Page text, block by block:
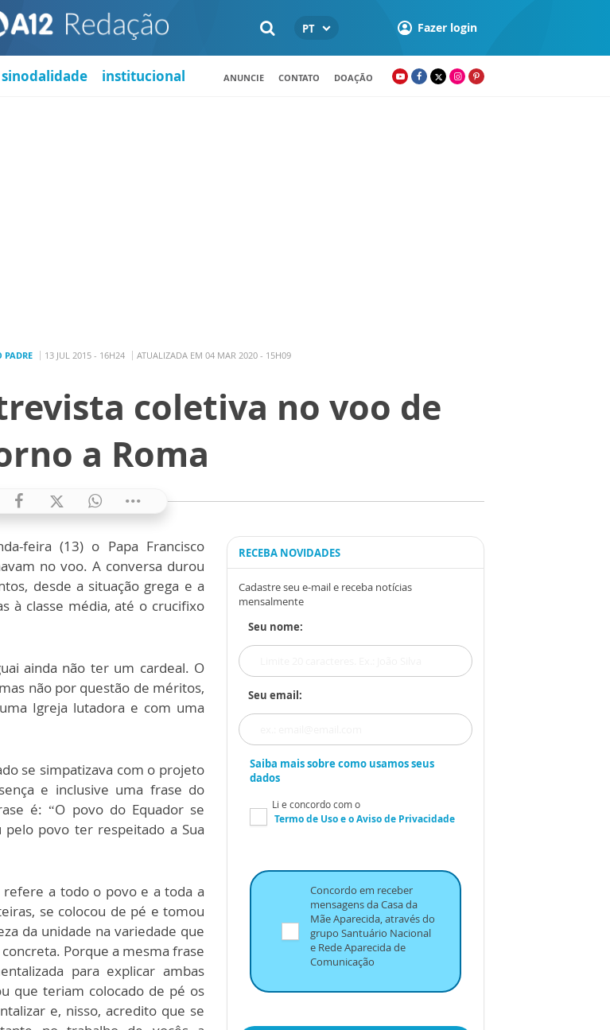
PT Fazer login
sinodalidade institucional ANUNCIE CONTATO DOAÇÃO
PADRE 13 JUL 2015 - 16H24 ATUALIZADA EM 04 MAR 2020 - 15H09
coletiva no voo de
a Roma
feira (13) o Papa Francisco
no voo. A conversa durou
desde a situação grega e a
à classe média, até o crucifixo
ainda não ter um cardeal. O
não por questão de méritos,
Igreja lutadora e com uma
se simpatizava com o projeto
e inclusive uma frase do
é: “O povo do Equador se
pelo povo ter respeitado a Sua
refere a todo o povo e a toda a
se colocou de pé e tomou
da unidade na variedade que
Porque a mesma frase
para explicar ambas
que teriam colocado de pé os
e, nisso, acredito que se
RECEBA NOVIDADES
Cadastre seu e-mail e receba notícias
mensalmente
Seu nome:
Seu email:
Saiba mais sobre como usamos seus
dados
Li e concordo com o
Termo de Usoe oAviso de Privacidade
Concordo em receber
mensagens da Casa da
Mãe Aparecida, através do
grupo Santuário Nacional
e Rede Aparecida de
Comunicação